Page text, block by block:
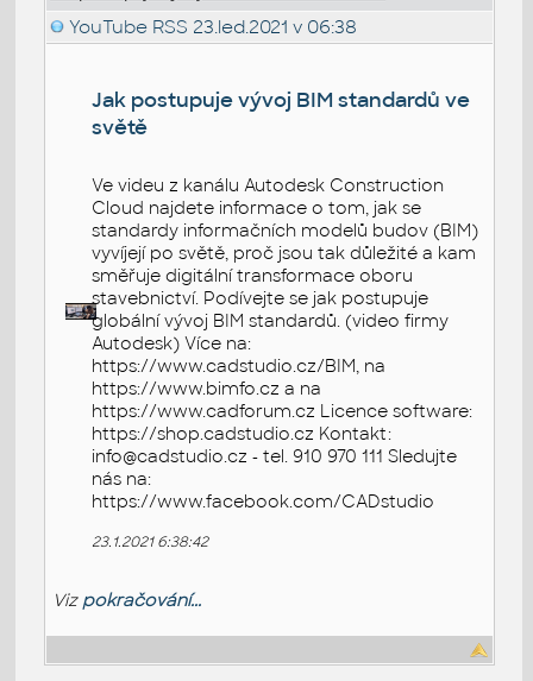
YouTube RSS 23.led.2021 v 06:38
Jak postupuje vývoj BIM standardů ve
světě
Ve videu z kanálu Autodesk Construction
Cloud najdete informace o tom, jak se
standardy informačních modelů budov (BIM)
vyvíjejí po světě, proč jsou tak důležité a kam
směřuje digitální transformace oboru
stavebnictví. Podívejte se jak postupuje
globální vývoj BIM standardů. (video firmy
Autodesk) Více na:
https://www.cadstudio.cz/BIM, na
https://www.bimfo.cz a na
https://www.cadforum.cz Licence software:
https://shop.cadstudio.cz Kontakt:
info@cadstudio.cz - tel. 910 970 111 Sledujte
nás na:
https://www.facebook.com/CADstudio
23.1.2021 6:38:42
Viz pokračování...